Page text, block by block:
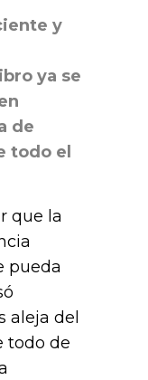
y
ya se
de
todo el
que la
pueda
aleja del
todo de